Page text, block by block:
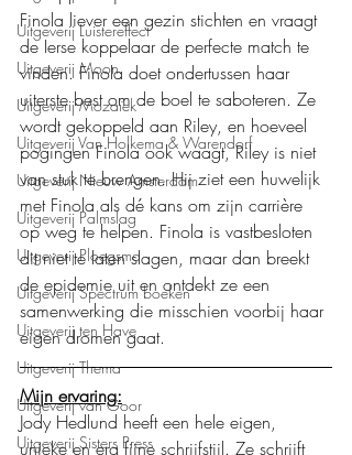
Uitgeverij Luistereffect
Uitgeverij Moon
Uitgeverij Mozaïek
Uitgeverij Van Holkema & Warendorf
Uitgeverij Nieuw Amsterdam
Uitgeverij Palmslag
Uitgeverij Ploegsma
Uitgeverij Spectrum boeken
Uitgeverij ten Have
Uitgeverij Thema
Uitgeverij van Goor
Uitgeverij Sisters Press
Finola liever een gezin stichten en vraagt
de Ierse koppelaar de perfecte match te
vinden. Finola doet ondertussen haar
uiterste best om de boel te saboteren. Ze
wordt gekoppeld aan Riley, en hoeveel
pogingen Finola ook waagt, Riley is niet
van stuk te brengen. Hij ziet een huwelijk
met Finola als dé kans om zijn carrière
op weg te helpen. Finola is vastbesloten
dit niet te laten slagen, maar dan breekt
de epidemie uit en ontdekt ze een
samenwerking die misschien voorbij haar
eigen dromen gaat.
Mijn ervaring:
Jody Hedlund heeft een hele eigen,
unieke en erg fijne schrijfstijl. Ze schrijft